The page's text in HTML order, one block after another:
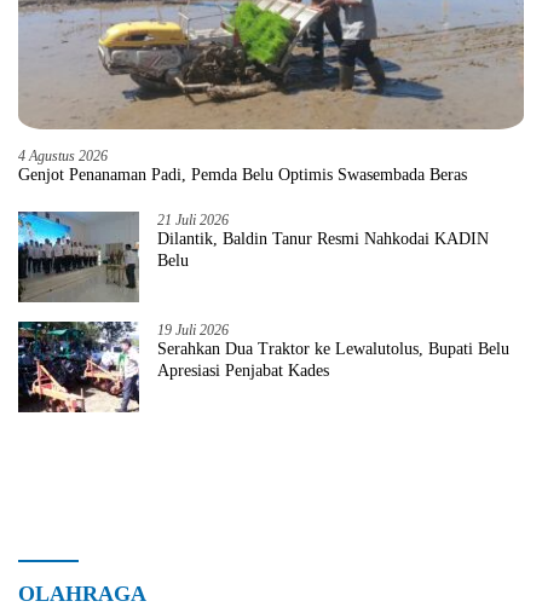
4 Agustus 2026
Genjot Penanaman Padi, Pemda Belu Optimis Swasembada Beras
21 Juli 2026
Dilantik, Baldin Tanur Resmi Nahkodai KADIN
Belu
19 Juli 2026
Serahkan Dua Traktor ke Lewalutolus, Bupati Belu
Apresiasi Penjabat Kades
OLAHRAGA